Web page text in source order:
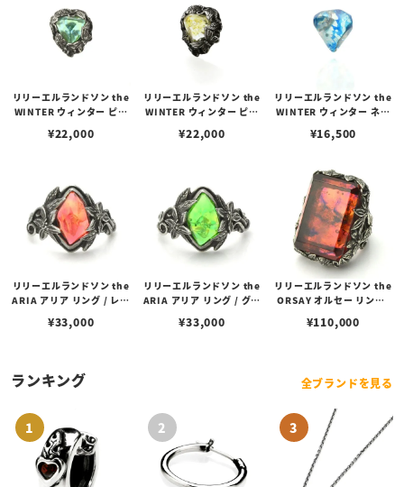
リリーエルランドソン the
WINTER ウィンター ピア
ルー
¥22,000
リリーエルランドソン the
WINTER ウィンター ピア
エロー
¥22,000
リリーエルランドソン the
WINTER ウィンター ネイ
ン/アイスブルー
¥16,500
リリーエルランドソン the
ARIA アリア リング / レッ
¥33,000
リリーエルランドソン the
ARIA アリア リング / グリ
¥33,000
リリーエルランドソン the
ORSAY オルセー リング/
¥110,000
ランキング 全ブランドを見る